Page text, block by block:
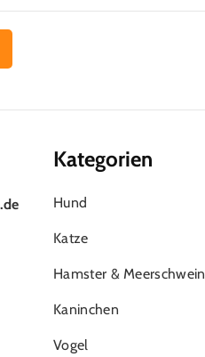
Kategorien
Hund
Katze
Hamster &
Kaninchen
Vogel